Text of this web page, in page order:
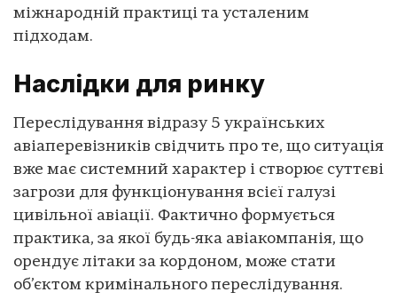
міжнародній практиці та усталеним
підходам.
Наслідки для ринку
Переслідування відразу 5 українських
авіаперевізників свідчить про те, що ситуація
вже має системний характер і створює суттєві
загрози для функціонування всієї галузі
цивільної авіації. Фактично формується
практика, за якої будь-яка авіакомпанія, що
орендує літаки за кордоном, може стати
об’єктом кримінального переслідування.